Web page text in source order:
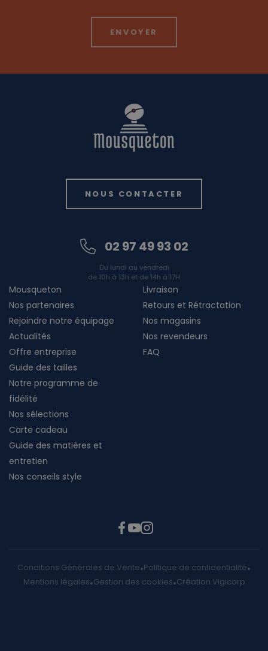
NOUS CONTACTER
02 97 49 93 02
Du lundi au vendredi
de 10h à 13h et de 14h à 17H
Mousqueton
Nos partenaires
Rejoindre notre équipage
Actualités
Offre entreprise
Livraison
Retours et Rétractation
Nos magasins
Nos revendeurs
FAQ
Guide des tailles
Notre programme de
fidélité
Nos sélections
Carte cadeau
Guide des matières et
entretien
Nos conseils style
Conditions Générales de Vente Politique de confidentialité
Mentions légales Gestion des cookies Création Vigicorp